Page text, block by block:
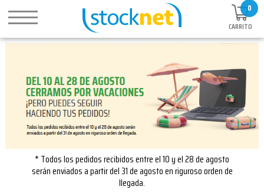
0
CARRITO
* Todos los pedidos recibidos entre el 10 y el 28 de agosto
serán enviados a partir del 31 de agosto en riguroso orden de
llegada.